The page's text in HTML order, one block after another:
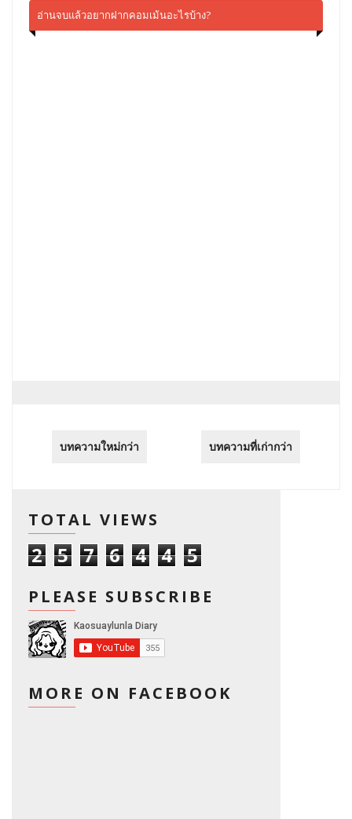
อ่านจบแล้วอยากฝากคอมเม้นอะไรบ้าง?
บทความใหม่กว่า บทความที่เก่ากว่า
TOTAL VIEWS
2 5 7 6 4 4 5
PLEASE SUBSCRIBE
MORE ON FACEBOOK